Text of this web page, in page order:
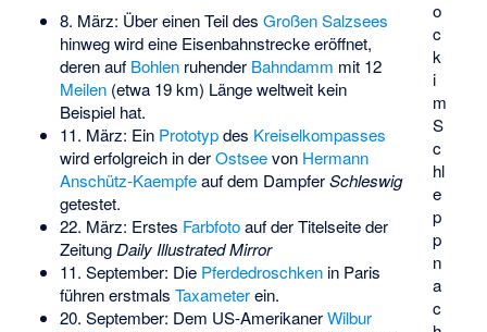
o
c
k
i
m
S
c
hl
e
p
p
n
a
c
8. März: Über einen Teil des Großen Salzsees
hinweg wird eine Eisenbahnstrecke eröffnet,
deren auf Bohlenruhender Bahndamm mit 12
Meilen(etwa 19 km) Länge weltweit kein
Beispiel hat.
11. März: Ein Prototypdes Kreiselkompasses
wird erfolgreich in derOstseevon Hermann
Anschütz-Kaempfeauf dem DampferSchleswig
getestet.
22. März: Erstes Farbfotoauf der Titelseite der
ZeitungDaily Illustrated Mirror
11. September: Die Pferdedroschkenin Paris
führen erstmals Taxameterein.
20. September: Dem US-AmerikanerWilbur